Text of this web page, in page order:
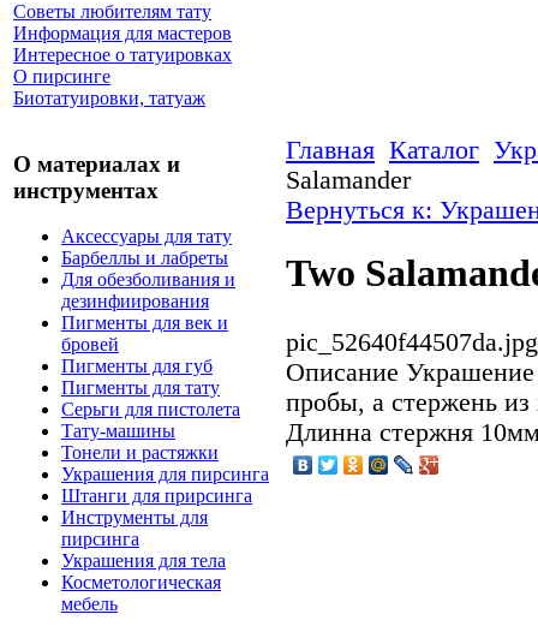
Советы любителям тату
Информация для мастеров
Интересное о татуировках
О пирсинге
Биотатуировки, татуаж
О материалах и
инструментах
Аксессуары для тату
Барбеллы и лабреты
Для обезболивания и
дезинфиирования
Пигменты для век и
бровей
Пигменты для губ
Пигменты для тату
Серьги для пистолета
Тату-машины
Тонели и растяжки
Украшения для пирсинга
Штанги для прирсинга
Инструменты для
пирсинга
Украшения для тела
Косметологическая
мебель
Главная Каталог
Salamander
Вернуться к:
Two
pic_52640f44507da.jpg
Описание Украшение
пробы, а стержень из
Длинна стержня